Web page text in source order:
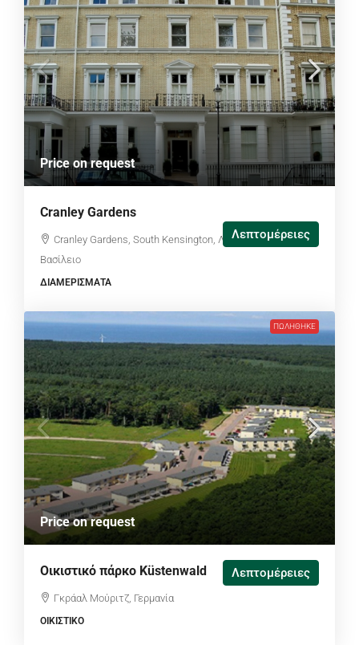
Price on request
Cranley Gardens
Cranley Gardens, South Kensington, Λονδίνο, Ηνωμένο
Βασίλειο
ΔΙΑΜΕΡΊΣΜΑΤΑ
Λεπτομέρειες
ΠΩΛΉΘΗΚΕ
Price on request
Οικιστικό πάρκο Küstenwald
Γκράαλ Μούριτζ, Γερμανία
ΟΙΚΙΣΤΙΚΌ
Λεπτομέρειες